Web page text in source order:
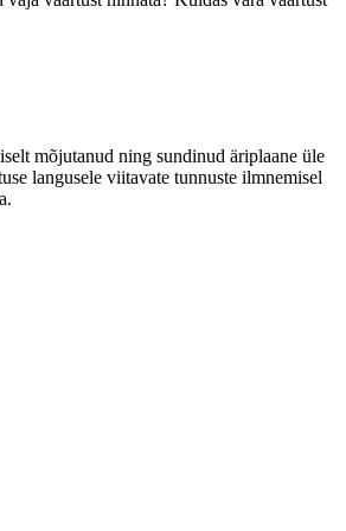
mõjutanud ning sundinud äriplaane üle
langusele viitavate tunnuste ilmnemisel